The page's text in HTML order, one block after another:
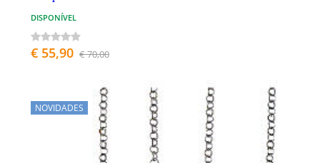
DISPONÍVEL
€ 55,90 € 70,00
NOVIDADES